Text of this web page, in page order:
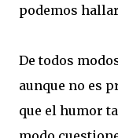
podemos
De todos
aunque no es
que el humor